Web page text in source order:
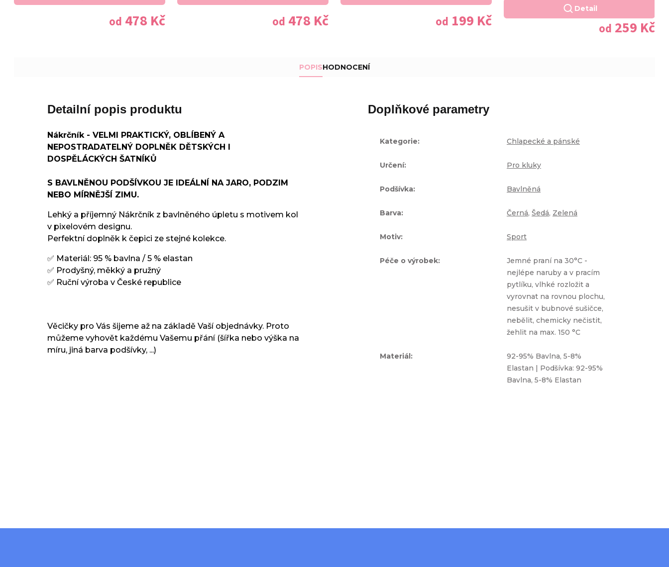
od 478 Kč od 478 Kč od 199 Kč od 259 Kč
Detail
POPISHODNOCENÍ
Detailní popis produktu
Nákrčník - VELMI PRAKTICKÝ, OBLÍBENÝ A
NEPOSTRADATELNÝ DOPLNĚK DĚTSKÝCH I
DOSPĚLÁCKÝCH ŠATNÍKŮ
S BAVLNĚNOU PODŠÍVKOU JE IDEÁLNÍ NA JARO, PODZIM
NEBO MÍRNĚJŠÍ ZIMU.
Lehký a příjemný Nákrčník z bavlněného úpletu s motivem kol
v pixelovém designu.
Perfektní doplněk k čepici ze stejné kolekce.
✅ Materiál: 95 % bavlna / 5 % elastan
✅ Prodyšný, měkký a pružný
✅ Ruční výroba v České republice
Věcičky pro Vás šijeme až na základě Vaší objednávky. Proto
můžeme vyhovět každému Vašemu přání (šířka nebo výška na
míru, jiná barva podšívky, ...)
Doplňkové parametry
Kategorie: Chlapecké a pánské
Určení: Pro kluky
Podšívka: Bavlněná
Barva: Černá, Šedá, Zelená
Motiv: Sport
Péče o výrobek:
Jemné praní na 30°C -
nejlépe naruby a v pracím
pytlíku, vlhké rozložit a
vyrovnat na rovnou plochu,
nesušit v bubnové sušičce,
nebělit, chemicky nečistit,
žehlit na max. 150 °C
Materiál:
92-95% Bavlna, 5-8%
Elastan | Podšívka: 92-95%
Bavlna, 5-8% Elastan